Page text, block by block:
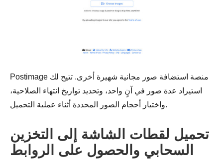
Postimage منصة استضافة صور مجانية شهيرة أخرى. تتيح لك
استيراد عدة صور في آنٍ واحد، وتحديد تواريخ انتهاء الصلاحية،
واختيار أحجام الصور المحددة أثناء عملية التحميل.
تحميل لقطات الشاشة إلى التخزين
السحابي والحصول على الروابط